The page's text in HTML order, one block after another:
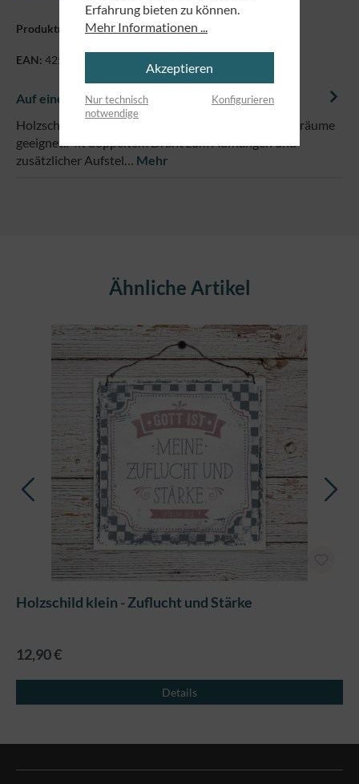
Produktnummer:8986065
EAN: 4250479865662
Auf einem Blick
Holzschild im Format 13 x 13 cm, für trockene Innenräume
geeignet.Mit doppeltem Draht zum Aufhängen und
zusätzlicher Aufstel… Mehr
Produktgalerie überspringenÄhnliche Artikel
Holzschild klein - Zuflucht und Stärke
12,90 €
Details
Erfahrung bieten zu können.
Mehr Informationen ...
Akzeptieren
Nur technisch
notwendige
Konfigurieren